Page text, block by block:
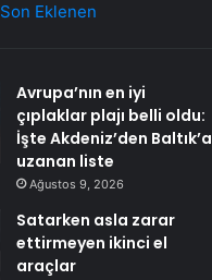
Son Eklenen
Avrupa’nın en iyi
çıplaklar plajı belli oldu:
İşte Akdeniz’den Baltık’a
uzanan liste
Ağustos 9, 2026
Satarken asla zarar
ettirmeyen ikinci el
araçlar